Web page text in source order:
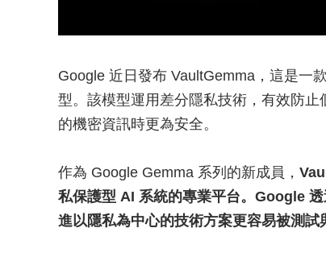
Google 近日發布 VaultGemma，這是一
型。該模型運用差分隱私技術，有效防
的機密資訊時更為安全。
作為 Google Gemma 系列的新成員，
私保護型 AI 系統的專業平台。Google
進以隱私為中心的技術方案更容易被測試